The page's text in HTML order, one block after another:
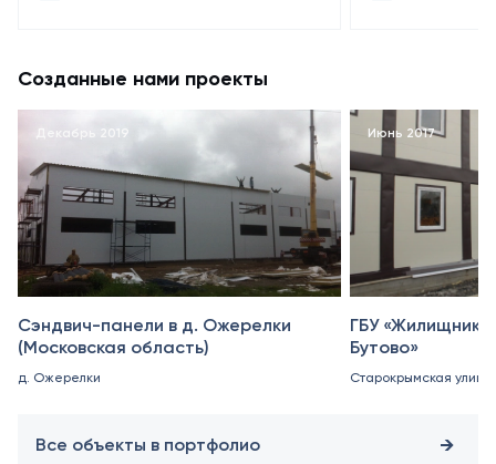
Созданные нами проекты
Декабрь 2019
Сэндвич-панели в д. Ожерелки
(Московская область)
д. Ожерелки
Июнь 2017
ГБУ «Жилищник
Бутово»
Старокрымская улица,
Все объекты в портфолио